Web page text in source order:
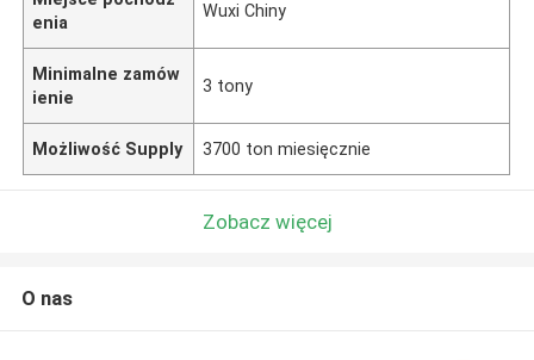
enia
Wuxi Chiny
Minimalne zamów
ienie
3 tony
Możliwość Supply 3700 ton miesięcznie
Zobacz więcej
O nas